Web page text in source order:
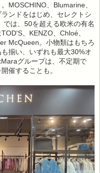
MOSCHINO、Blumarine、
ンドをはじめ、セレクトシ
では、50を超える欧米の有名
、KENZO、Chloé、
McQueen。小物類はもちろ
揃い、いずれも最大30%オ
グループは、不定期で
催することも。